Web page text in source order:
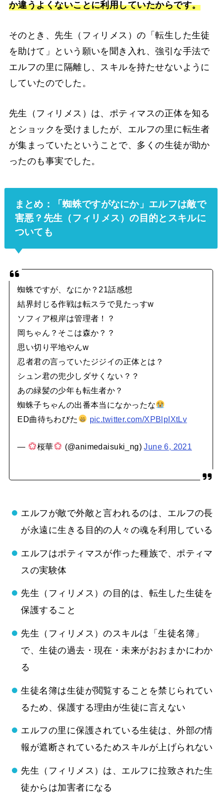
か違うよくないことに利用していたからです。
そのとき、先生（フィリメス）の「転生した生徒
を助けて」という願いを聞き入れ、強引な手法で
エルフの里に隔離し、スキルを持たせないように
していたのでした。
先生（フィリメス）は、ポティマスの正体を知る
とショックを受けましたが、エルフの里に転生者
が集まっていたということで、多くの生徒が助か
ったのも事実でした。
まとめ：「蜘蛛ですがなにか」エルフは敵で
害悪？先生（フィリメス）の目的とスキルに
ついても
蜘蛛ですが、なにか？21話感想
結界封じる作戦は転スラで見たっすw
ソフィア根岸は管理者！？
岡ちゃん？そこは森か？？
思い切り平地やんw
忍者君の言っていたジジイの正体とは？
シュン君の兜少しダサくない？？
あの緑髪の少年も転生者か？
蜘蛛子ちゃんの出番本当になかったな
ED曲待ちわびた
pic.twitter.com/XPBlpIXtLv
— 桜華 (@animedaisuki_ng)June 6, 2021
エルフが敵で外敵と言われるのは、エルフの長
が永遠に生きる目的の人々の魂を利用している
エルフはポティマスが作った種族で、ポティマ
スの実験体
先生（フィリメス）の目的は、転生した生徒を
保護すること
先生（フィリメス）のスキルは「生徒名簿」
で、生徒の過去・現在・未来がおおまかにわか
る
生徒名簿は生徒が閲覧することを禁じられてい
るため、保護する理由が生徒に言えない
エルフの里に保護されている生徒は、外部の情
報が遮断されているためスキルが上げられない
先生（フィリメス）は、エルフに拉致された生
徒からは加害者になる